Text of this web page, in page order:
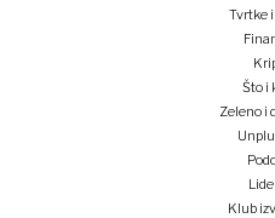
Tvrtke
Što i
Zeleno i
Klub